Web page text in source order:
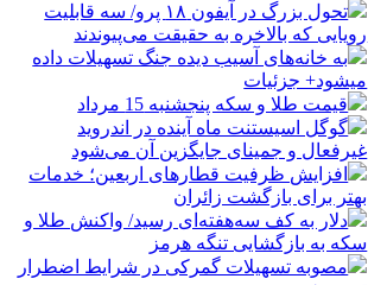
تحول بزرگ در آیفون ۱۸ پرو/ سه قابلیت
رویایی که بالاخره به حقیقت می‌پیوندند
به خانه‌های آسیب دیده جنگ تسهیلات داده
میشود+ جزئیات
قیمت طلا و سکه پنجشنبه 15 مرداد
گوگل اسیستنت ماه آینده در اندروید
غیرفعال و جمینای جایگزین آن می‌شود
افزایش ظرفیت قطارهای اربعین؛ خدمات
بهتر برای بازگشت زائران
دلار به کف سه‌هفته‌ای رسید/ واکنش طلا و
سکه به بازگشایی تنگه هرمز
مصوبه تسهیلات گمرکی در شرایط اضطرار